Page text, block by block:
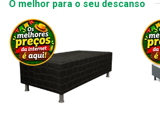
O melhor para o seu descanso